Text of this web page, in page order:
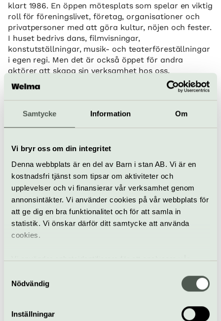
Samtycke Information Om
Vi bryr oss om din integritet
Denna webbplats är en del av Barn i stan AB. Vi är en
kostnadsfri tjänst som tipsar om aktiviteter och
upplevelser och vi finansierar vår verksamhet genom
annonsintäkter. Vi använder cookies på vår webbplats för
att ge dig en bra funktionalitet och för att samla in
statistik. Vi önskar därför ditt samtycke att använda
cookies.
Vi använder enhetsidentifierare för att analysera vår
samt tillhandahålla funktioner för sociala medier. Vi
vidarebefordrar även sådana identifierare och annan
information från din enhet till de sociala medier och
annons- och analysföretag som vi samarbetar med.
Nödvändig
Inställningar
klart 1986. En öppen mötesplats som spelar en viktig
roll för föreningslivet, företag, organisationer och
privatpersoner med att göra kultur, nöjen och fester.
I huset bedrivs dans, filmvisningar,
konstutställningar, musik- och teaterföreställningar
i egen regi. Men det är också öppet för andra
aktörer att skapa sin verksamhet hos oss.
Föreningen bedriver egen restaurang, Frejas Kök, där
vi serverar dagens lunch men också
beställningsverksamhet till konferenser.
föreställningar.
Vi är partipolitiskt och religiöst obundna och vår
verksamhet bygger helt och hållet på principerna
om jämlikhet, jämställdhet och allas lika värde.
När
Se respektive evenemang
Hiss och ramper
Hitta hit